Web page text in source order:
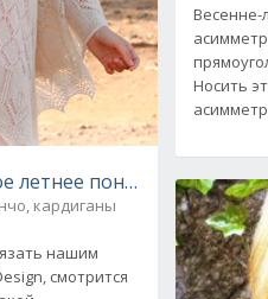
летнее пончо Медовый
кардиганы
нашим
смотрится
Весенне-
Носить